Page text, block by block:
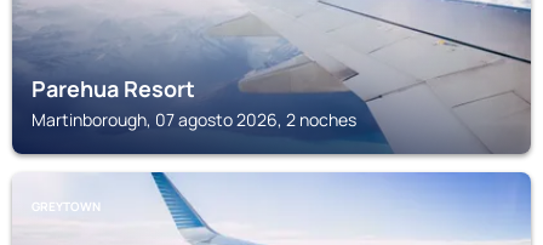
Parehua Resort
Martinborough, 07 agosto 2026, 2 noches
GREYTOWN